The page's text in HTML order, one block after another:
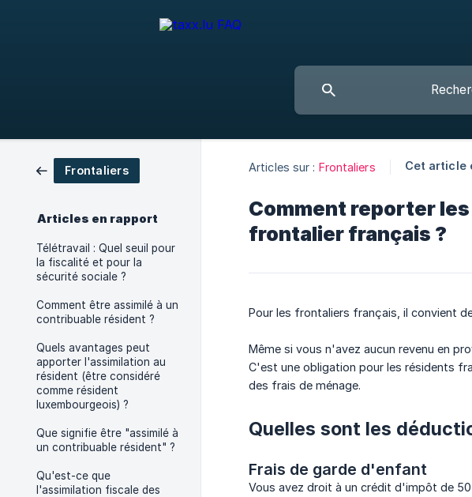
Frontaliers
Articles en rapport
Télétravail : Quel seuil pour
la fiscalité et pour la
sécurité sociale ?
Comment être assimilé à un
contribuable résident ?
Quels avantages peut
apporter l'assimilation au
résident (être considéré
comme résident
luxembourgeois) ?
Que signifie être "assimilé à
un contribuable résident" ?
Qu'est-ce que
l'assimilation fiscale des
Articles sur : Frontaliers Cet article
Comment reporter
frontalier français ?
Pour les frontaliers français, il convient
Même si vous n'avez aucun revenu en
C'est une obligation pour les résidents
des frais de ménage.
Quelles sont les
Frais de garde d'enfant
Vous avez droit à un crédit d'impôt de